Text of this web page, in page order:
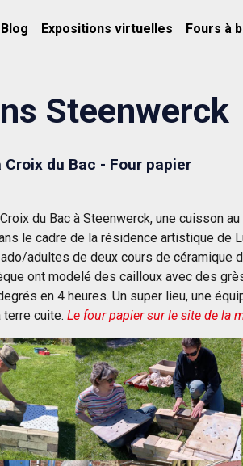
Blog Expositions virtuelles Fours à
Steenwerck
du Bac - Four papier
du Bac à Steenwerck, une cuisson
le cadre de la résidence artistique de
adultes de deux cours de céramique
ont modelé des cailloux avec des
en 4 heures. Un super lieu, une
terre cuite.Le four papier sur le site de la